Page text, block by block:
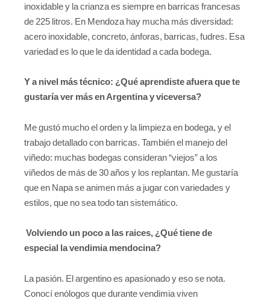
inoxidable y la crianza es siempre en barricas francesas
de 225 litros. En Mendoza hay mucha más diversidad:
acero inoxidable, concreto, ánforas, barricas, fudres. Esa
variedad es lo que le da identidad a cada bodega.
Y a nivel más técnico: ¿Qué aprendiste afuera que te
gustaría ver más en Argentina y viceversa?
Me gustó mucho el orden y la limpieza en bodega, y el
trabajo detallado con barricas. También el manejo del
viñedo: muchas bodegas consideran “viejos” a los
viñedos de más de 30 años y los replantan. Me gustaría
que en Napa se animen más a jugar con variedades y
estilos, que no sea todo tan sistemático.
Volviendo un poco a las raices, ¿Qué tiene de
especial la vendimia mendocina?
La pasión. El argentino es apasionado y eso se nota.
Conocí enólogos que durante vendimia viven